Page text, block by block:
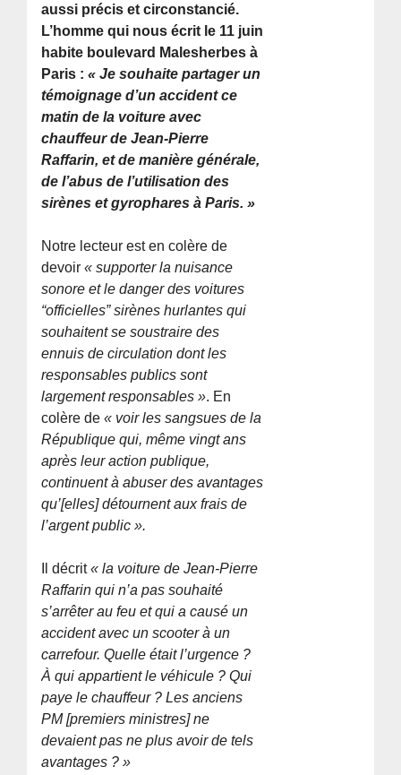
aussi précis et circonstancié.
L’homme qui nous écrit le 11 juin
habite boulevard Malesherbes à
Paris :« Je souhaite partager un
témoignage d’un accident ce
matin de la voiture avec
chauffeur de Jean-Pierre
Raffarin, et de manière générale,
de l’abus de l’utilisation des
sirènes et gyrophares à Paris. »
Notre lecteur est en colère de
devoir« supporter la nuisance
sonore et le danger des voitures
“officielles” sirènes hurlantes qui
souhaitent se soustraire des
ennuis de circulation dont les
responsables publics sont
largement responsables ». En
colère de« voir les sangsues de la
République qui, même vingt ans
après leur action publique,
continuent à abuser des avantages
qu’[elles] détournent aux frais de
l’argent public ».
Il décrit« la voiture de Jean-Pierre
Raffarin qui n’a pas souhaité
s’arrêter au feu et qui a causé un
accident avec un scooter à un
carrefour. Quelle était l’urgence ?
À qui appartient le véhicule ? Qui
paye le chauffeur ? Les anciens
PM [premiers ministres] ne
devaient pas ne plus avoir de tels
avantages ? »